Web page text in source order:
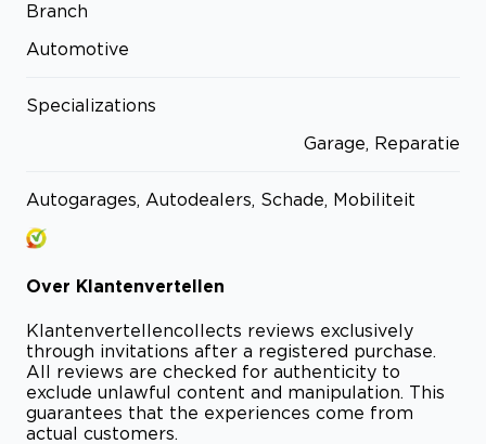
Branch
Automotive
Specializations
Garage, Reparatie
Autogarages, Autodealers, Schade, Mobiliteit
Over Klantenvertellen
Klantenvertellencollects reviews exclusively
through invitations after a registered purchase.
All reviews are checked for authenticity to
exclude unlawful content and manipulation. This
guarantees that the experiences come from
actual customers.